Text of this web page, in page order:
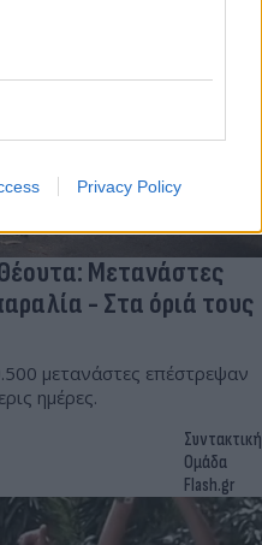
Privacy Policy
Μετανάστες
- Στα όριά τους
μετανάστες επέστρεψαν
ημέρες.
Συντακτική
Ομάδα
Flash.gr